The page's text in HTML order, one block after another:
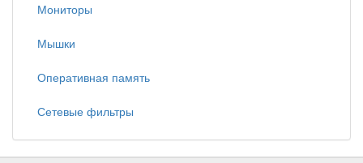
Мониторы
Мышки
Оперативная память
Сетевые фильтры